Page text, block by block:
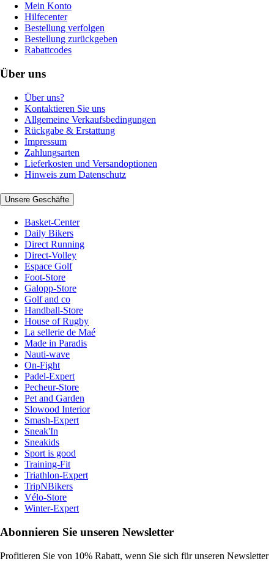
Mein Konto
Hilfecenter
Bestellung verfolgen
Bestellung zurückgeben
Rabattcodes
Über uns
Über uns?
Kontaktieren Sie uns
Allgemeine Verkaufsbedingungen
Rückgabe & Erstattung
Impressum
Zahlungsarten
Lieferkosten und Versandoptionen
Hinweis zum Datenschutz
Unsere Geschäfte
Basket-Center
Daily Bikers
Direct Running
Direct-Volley
Espace Golf
Foot-Store
Galopp-Store
Golf and co
Handball-Store
House of Rugby
La sellerie de Maé
Made in Paradis
Nauti-wave
On-Fight
Padel-Expert
Pecheur-Store
Pet and Garden
Slowood Interior
Smash-Expert
Sneak'In
Sneakids
Sport is good
Training-Fit
Triathlon-Expert
TripNBikers
Vélo-Store
Winter-Expert
Abonnieren Sie unseren Newsletter
Profitieren Sie von 10% Rabatt, wenn Sie sich für unseren Newsletter